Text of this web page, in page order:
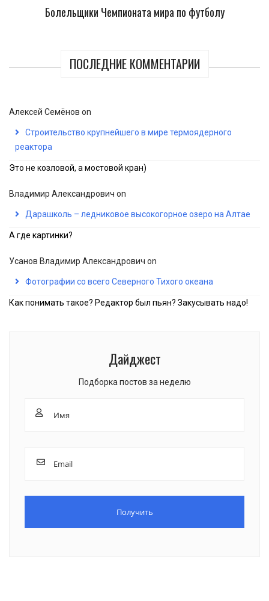
Болельщики Чемпионата мира по футболу
ПОСЛЕДНИЕ КОММЕНТАРИИ
Алексей Семёнов on
Строительство крупнейшего в мире термоядерного
реактора
Это не козловой, а мостовой кран)
Владимир Александрович on
Дарашколь – ледниковое высокогорное озеро на Алтае
А где картинки?
Усанов Владимир Александрович on
Фотографии со всего Северного Тихого океана
Как понимать такое? Редактор был пьян? Закусывать надо!
Дайджест
Подборка постов за неделю